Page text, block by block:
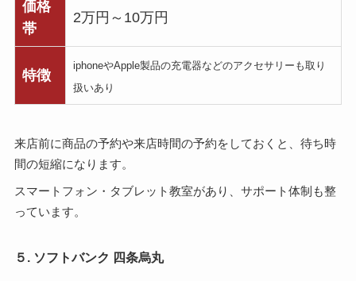
価格
帯
2万円～10万円
特徴
iphoneやApple製品の充電器などのアクセサリーも取り
扱いあり
来店前に商品の予約や来店時間の予約をしておくと、待ち時
間の短縮になります。
スマートフォン・タブレット教室があり、サポート体制も整
っています。
５. ソフトバンク 四条烏丸